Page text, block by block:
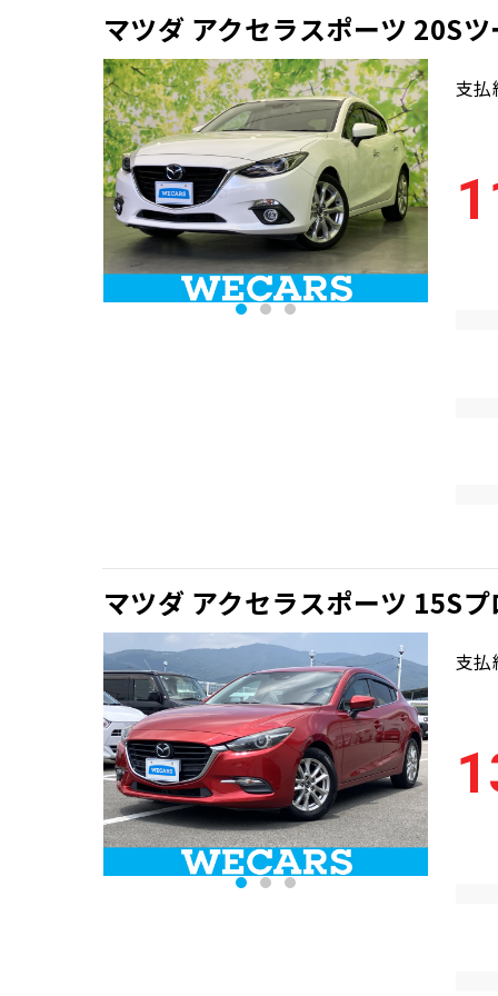
マツダ アクセラスポーツ 20S
支払
マツダ アクセラスポーツ 15S
支払